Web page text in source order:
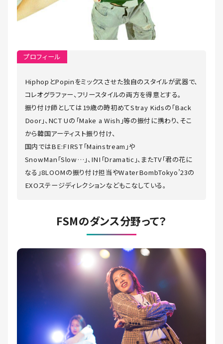
プロフィール
HiphopとPopinをミックスさせた独自のスタイルが武器で、
コレオグラファー、フリースタイルの両方を得意とする。
振り付け師としては19歳の時初めてStray Kidsの「Back
Door」、NCT Uの「Make a Wish」等の振付に携わり、そこ
から韓国アーティスト振り付け、
国内ではBE:FIRST「Mainstream」や
SnowMan「Slow…」、INI「Dramatic」、またTV「君の花に
なる」8LOOMの振り付け担当やWaterBombTokyo’23の
EXOステージディレクションなどもこなしている。
FSMのダンス分野って？